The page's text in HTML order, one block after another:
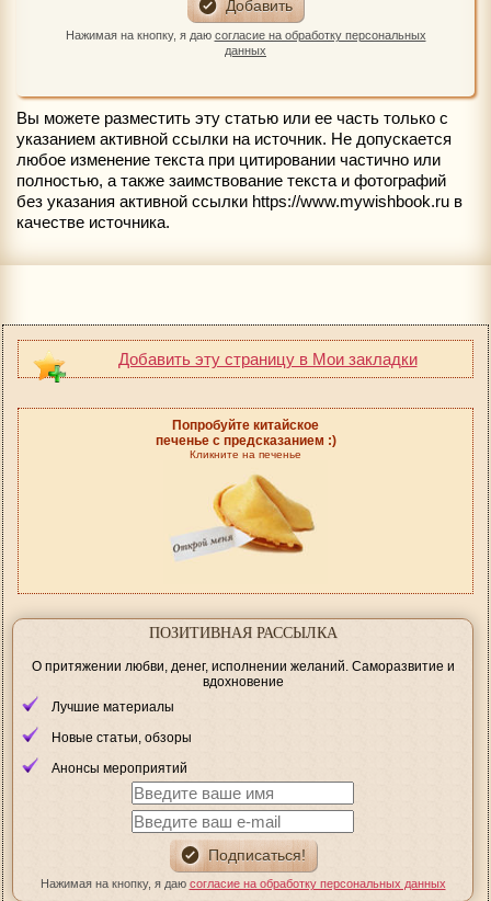
Нажимая на кнопку, я даю согласие на обработку персональных
данных
Вы можете разместить эту статью или ее часть только с
указанием активной ссылки на источник. Не допускается
любое изменение текста при цитировании частично или
полностью, а также заимствование текста и фотографий
без указания активной ссылки https://www.mywishbook.ru в
качестве источника.
Добавить эту страницу в Мои закладки
Попробуйте китайское
печенье с предсказанием :)
Кликните на печенье
ПОЗИТИВНАЯ РАССЫЛКА
О притяжении любви, денег, исполнении желаний. Саморазвитие и
вдохновение
Лучшие материалы
Новые статьи, обзоры
Анонсы мероприятий
Нажимая на кнопку, я даю согласие на обработку персональных данных